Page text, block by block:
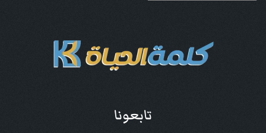
تابعونا